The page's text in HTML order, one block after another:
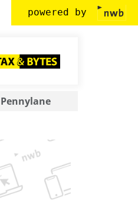
powered by
Pennylane